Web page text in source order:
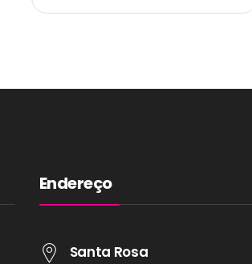
Endereço
Santa Rosa